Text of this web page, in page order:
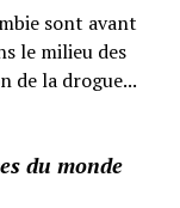
sont avant
le milieu des
de la drogue...
du monde